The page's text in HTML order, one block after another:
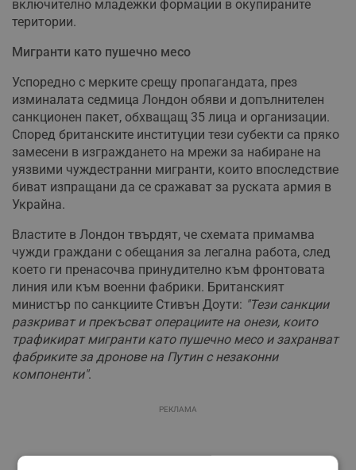
включително младежки формации в окупираните
територии.
Мигранти като пушечно месо
Успоредно с мерките срещу пропагандата, през
изминалата седмица Лондон обяви и допълнителен
санкционен пакет, обхващащ 35 лица и организации.
Според британските институции тези субекти са пряко
замесени в изграждането на мрежи за набиране на
уязвими чуждестранни мигранти, които впоследствие
биват изпращани да се сражават за руската армия в
Украйна.
Властите в Лондон твърдят, че схемата примамва
чужди граждани с обещания за легална работа, след
което ги пренасочва принудително към фронтовата
линия или към военни фабрики. Британският
министър по санкциите Стивън Доути: "Тези санкции
разкриват и прекъсват операциите на онези, които
трафикират мигранти като пушечно месо и захранват
фабриките за дронове на Путин с незаконни
компоненти".
РЕКЛАМА